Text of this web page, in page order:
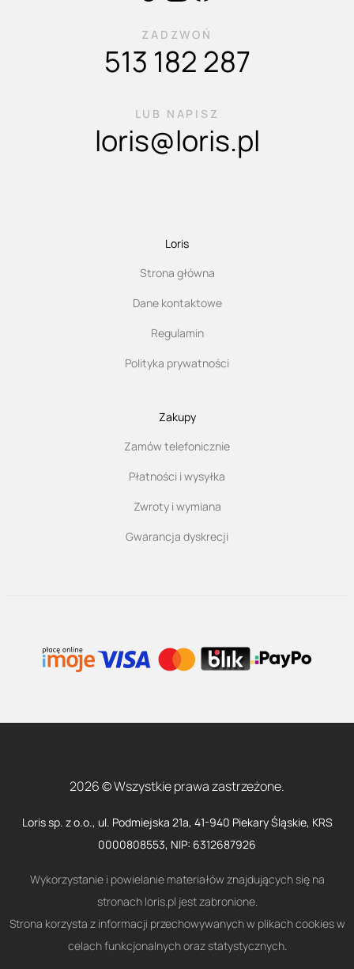
ZADZWOŃ
513 182 287
LUB NAPISZ
loris@loris.pl
Loris
Strona główna
Dane kontaktowe
Regulamin
Polityka prywatności
Zakupy
Zamów telefonicznie
Płatności i wysyłka
Zwroty i wymiana
Gwarancja dyskrecji
2026 © Wszystkie prawa zastrzeżone.
Loris sp. z o.o., ul. Podmiejska 21a, 41-940 Piekary Śląskie, KRS
0000808553, NIP: 6312687926
Wykorzystanie i powielanie materiałów znajdujących się na
stronach loris.pl jest zabronione.
Strona korzysta z informacji przechowywanych w plikach cookies w
celach funkcjonalnych oraz statystycznych.